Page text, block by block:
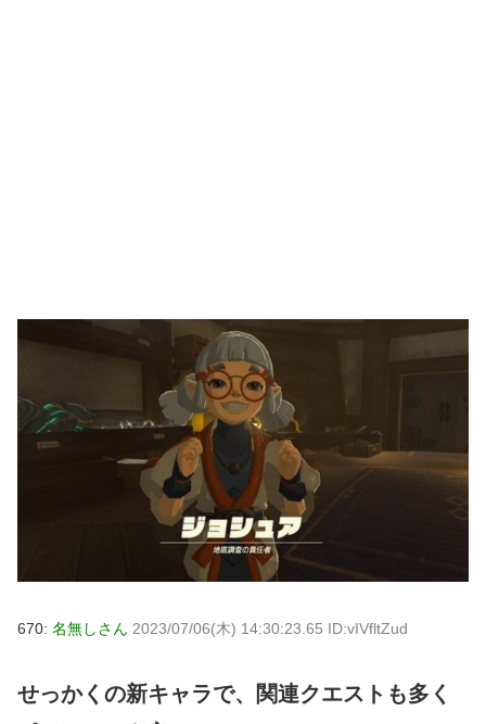
670: 名無しさん 2023/07/06(木) 14:30:23.65 ID:vIVfltZud
せっかくの新キャラで、関連クエストも多く